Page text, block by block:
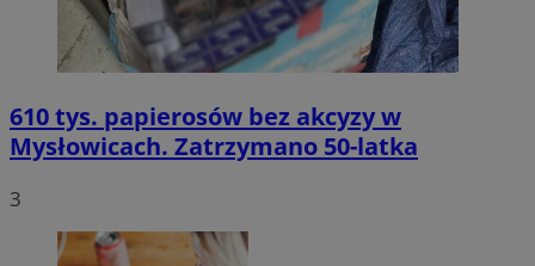
610 tys. papierosów bez akcyzy w
Mysłowicach. Zatrzymano 50-latka
3